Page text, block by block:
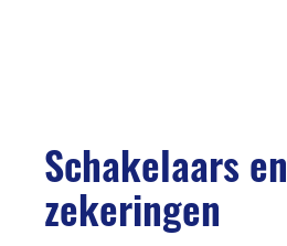
Schakelaars en
zekeringen